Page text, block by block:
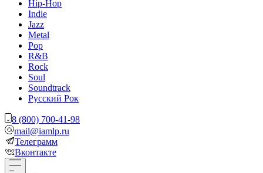
Hip-Hop
Indie
Jazz
Metal
Pop
R&B
Rock
Soul
Soundtrack
Русский Рок
8 (800) 700-41-98
mail@iamlp.ru
Телеграмм
Вконтакте